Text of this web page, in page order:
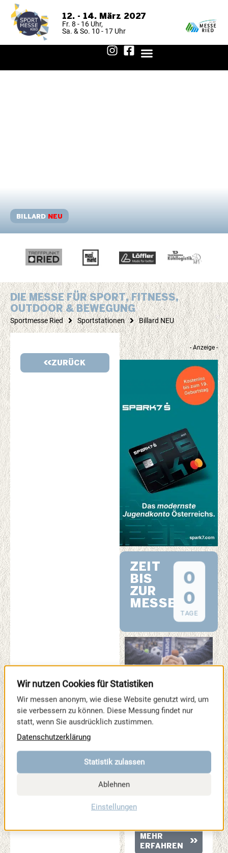
12. - 14. März 2027
Fr. 8 - 16 Uhr,
Sa. & So. 10 - 17 Uhr
BILLARD NEU
DIE MESSE FÜR SPORT, FITNESS,
OUTDOOR & BEWEGUNG
Sportmesse Ried Sportstationen Billard NEU
ZURÜCK
- Anzeige -
ZEIT
BIS
ZUR
MESSE
0
0
TAGE
STATEMENTS
SPORTMESSE
Vier Stimmen, vier
ihren Statements
erzählen unsere
Partner und
so besonders
MEHR
ERFAHREN
Wir nutzen Cookies für Statistiken
Wir messen anonym, wie diese Website genutzt wird, um
sie verbessern zu können. Diese Messung findet nur
statt, wenn Sie ausdrücklich zustimmen.
Datenschutzerklärung
Statistik zulassen
Ablehnen
Einstellungen